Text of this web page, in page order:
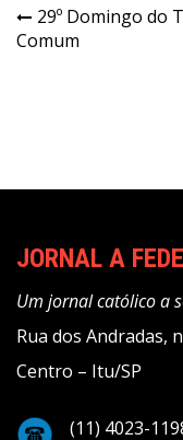
Navegação
de
29º Domingo do
Comum
JORNAL A
Um jornal católico a
Rua dos Andradas,
Centro – Itu/SP
(11) 4023-